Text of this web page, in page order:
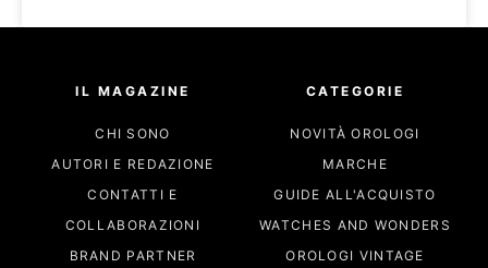
IL MAGAZINE
CHI SONO
AUTORI E REDAZIONE
CONTATTI E
COLLABORAZIONI
BRAND PARTNER
CATEGORIE
NOVITÀ OROLOGI
MARCHE
GUIDE ALL'ACQUISTO
WATCHES AND WONDERS
OROLOGI VINTAGE